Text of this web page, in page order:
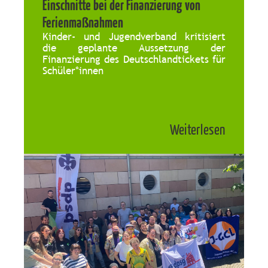
Einschnitte bei der Finanzierung von
Ferienmaßnahmen
Kinder- und Jugendverband kritisiert
die geplante Aussetzung der
Finanzierung des Deutschlandtickets für
Schüler*innen
Weiterlesen